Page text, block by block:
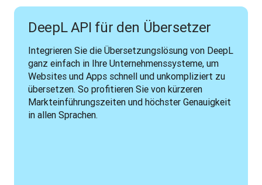
DeepL API für den Übersetzer
Integrieren Sie die Übersetzungslösung von DeepL
ganz einfach in Ihre Unternehmenssysteme, um
Websites und Apps schnell und unkompliziert zu
übersetzen. So profitieren Sie von kürzeren
Markteinführungszeiten und höchster Genauigkeit
in allen Sprachen.